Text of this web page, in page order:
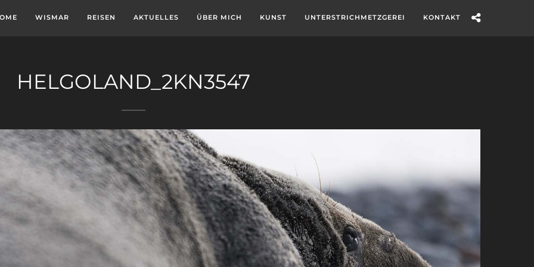
WISMAR REISEN AKTUELLES ÜBER MICH KUNST UNTERSTRICHMETZGEREI KONTAKT
HELGOLAND_2KN3547